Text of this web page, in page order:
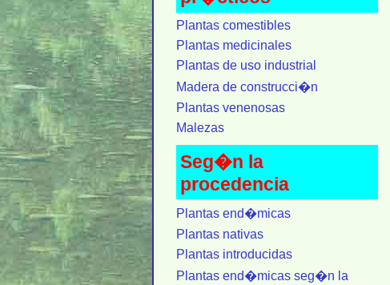
Plantas comestibles
Plantas medicinales
Plantas de uso industrial
Madera de construcci�n
Plantas venenosas
Malezas
Seg�n la
procedencia
Plantas end�micas
Plantas nativas
Plantas introducidas
Plantas end�micas seg�n la